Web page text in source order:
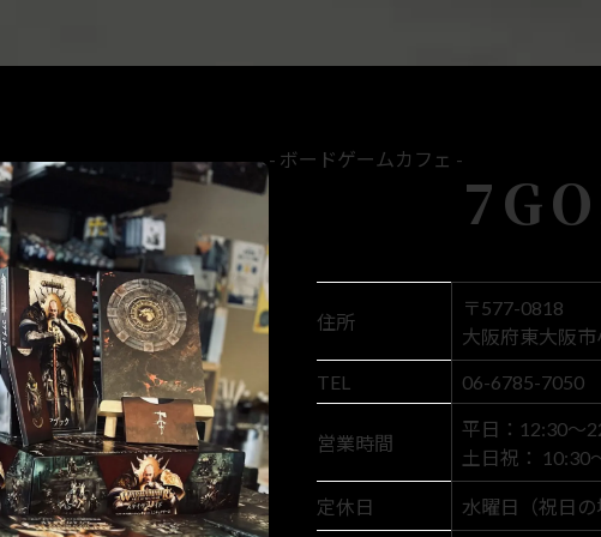
- ボードゲームカフェ -
住所
〒577-0818
大阪府東大阪
TEL
06-6785-7050
営業時間
平日：12:30～
土日祝： 10:30
定休日 水曜日（祝日の